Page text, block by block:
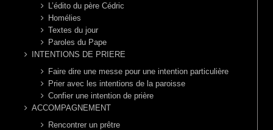
L’édito du père Cédric
Homélies
Textes du jour
Paroles du Pape
INTENTIONS DE PRIERE
Faire dire une messe pour une intention particulière
Prier avec les intentions de la paroisse
Confier une intention de prière
ACCOMPAGNEMENT
Rencontrer un prêtre